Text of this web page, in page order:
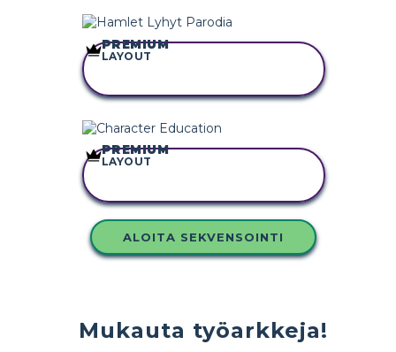
KOPIOI TÄMÄ
PREMIUM
LAYOUT
KOPIOI TÄMÄ
PREMIUM
LAYOUT
ALOITA SEKVENSOINTI
Mukauta työarkkeja!